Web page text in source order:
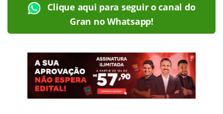
Clique aqui para seguir o canal do
Gran no Whatsapp!